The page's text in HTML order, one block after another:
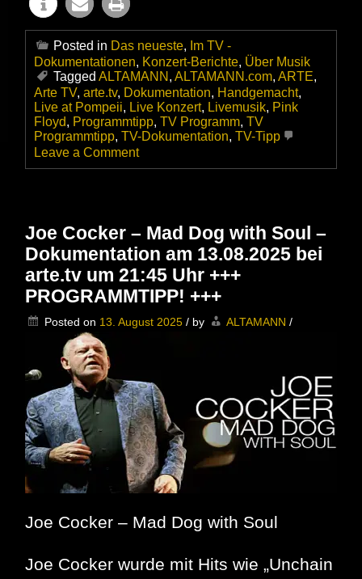
Posted in Das neueste, Im TV -
Dokumentationen, Konzert-Berichte, Über Musik
Tagged ALTAMANN , ALTAMANN.com, ARTE,
Arte TV, arte.tv, Dokumentation, Handgemacht,
Live at Pompeii, Live Konzert, Livemusik, Pink
Floyd, Programmtipp, TV Programm, TV
Programmtipp, TV-Dokumentation, TV-Tipp
Leave a Commenton
Pink
Pompeii
–
Remastered
2025
–
09.
Arte
Mediathek
verfügbar
Joe Cocker – Mad Dog with Soul –
Dokumentation am 13.08.2025 bei
arte.tv um 21:45 Uhr +++
PROGRAMMTIPP! +++
Posted on 13. August 2025 / by ALTAMANN /
Joe Cocker – Mad Dog with Soul
Joe Cocker wurde mit Hits wie „Unchain